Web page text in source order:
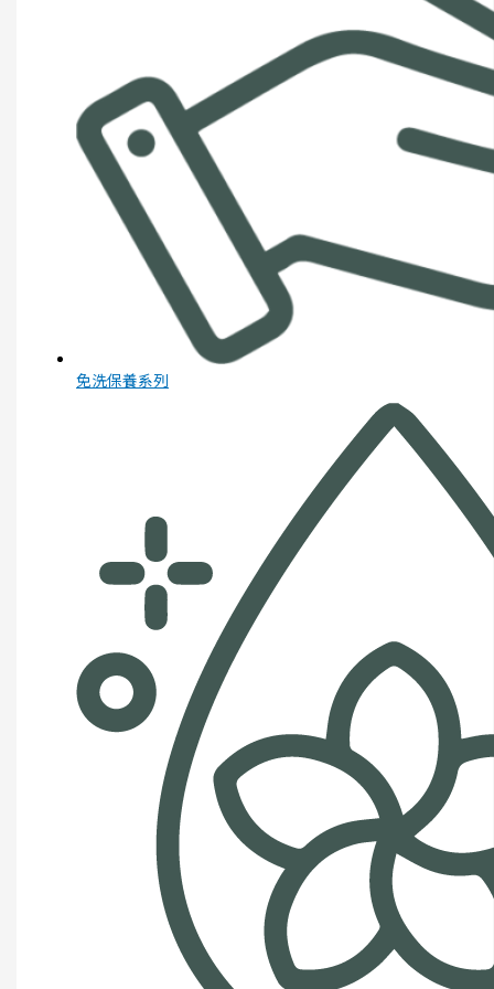
免洗保養系列